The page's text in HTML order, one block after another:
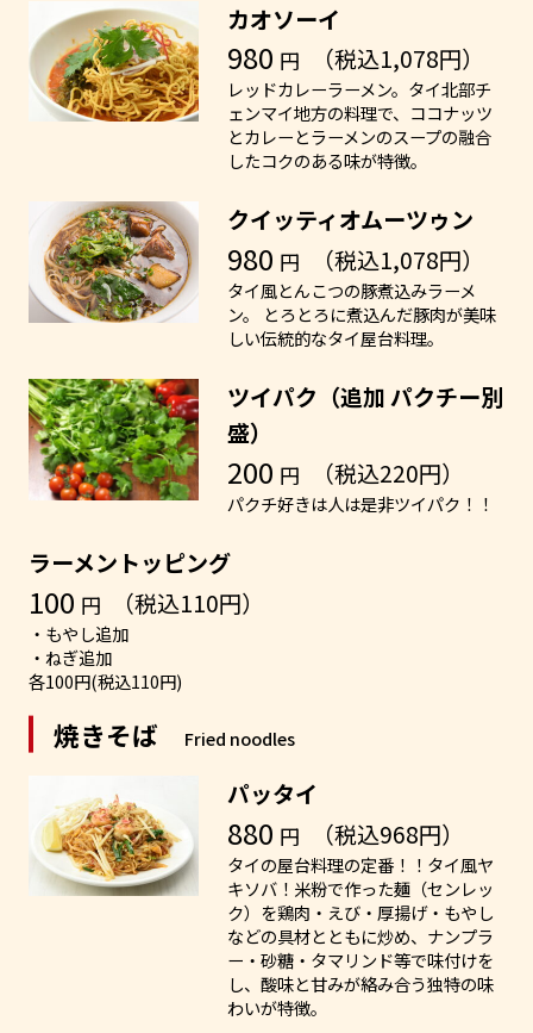
カオソーイ
980 円 （税込1,078円）
レッドカレーラーメン。タイ北部チ
ェンマイ地方の料理で、ココナッツ
とカレーとラーメンのスープの融合
したコクのある味が特徴。
クイッティオムーツゥン
980 円 （税込1,078円）
タイ風とんこつの豚煮込みラーメ
ン。 とろとろに煮込んだ豚肉が美味
しい伝統的なタイ屋台料理。
ツイパク（追加 パクチー別
盛）
200 円 （税込220円）
パクチ好きは人は是非ツイパク！！
ラーメントッピング
100 円 （税込110円）
・もやし追加
・ねぎ追加
各100円(税込110円)
焼きそば Fried noodles
パッタイ
880 円 （税込968円）
タイの屋台料理の定番！！タイ風ヤ
キソバ！米粉で作った麺（センレッ
ク）を鶏肉・えび・厚揚げ・もやし
などの具材とともに炒め、ナンプラ
ー・砂糖・タマリンド等で味付けを
し、酸味と甘みが絡み合う独特の味
わいが特徴。